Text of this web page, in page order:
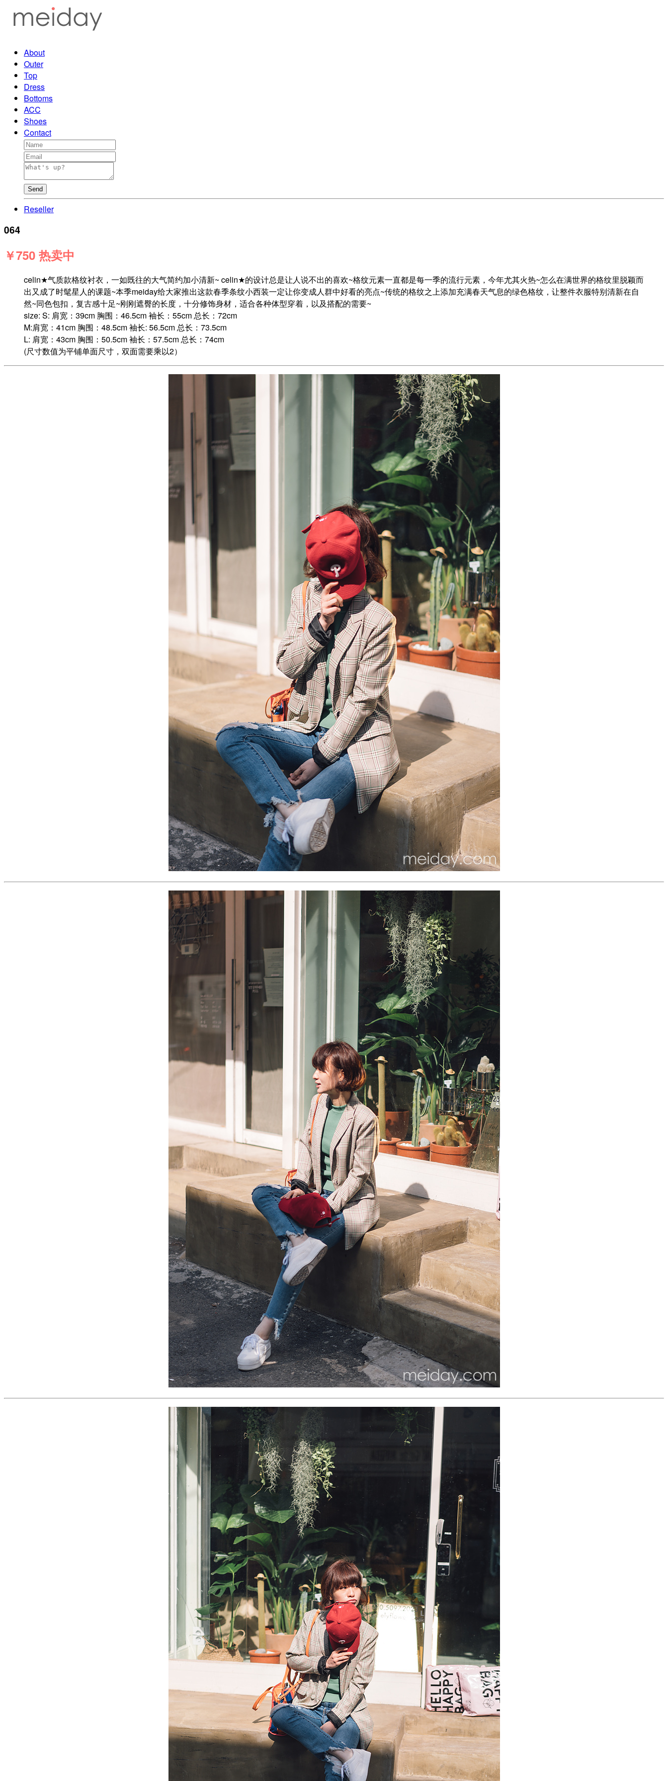
About
Outer
Top
Dress
Bottoms
ACC
Shoes
Contact
Send
Reseller
064
￥750 热卖中
celin★气质款格纹衬衣，一如既往的大气简约加小清新~ celin★的设计总是让人说不出的喜欢~格纹元素一直都是每一季的流行元素，今年尤其火热~怎么在满世界的格纹里脱颖而
出又成了时髦星人的课题~本季meiday给大家推出这款春季条纹小西装一定让你变成人群中好看的亮点~传统的格纹之上添加充满春天气息的绿色格纹，让整件衣服特别清新在自
然~同色包扣，复古感十足~刚刚遮臀的长度，十分修饰身材，适合各种体型穿着，以及搭配的需要~
size: S: 肩宽：39cm 胸围：46.5cm 袖长：55cm 总长：72cm
M:肩宽：41cm 胸围：48.5cm 袖长: 56.5cm 总长：73.5cm
L: 肩宽：43cm 胸围：50.5cm 袖长：57.5cm 总长：74cm
(尺寸数值为平铺单面尺寸，双面需要乘以2）